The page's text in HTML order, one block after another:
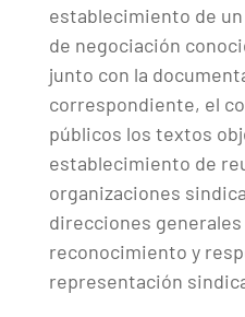
establecimiento de
de negociación
junto con la
correspondiente, el
públicos los textos
establecimiento de
organizaciones
direcciones generales
reconocimiento y
representación